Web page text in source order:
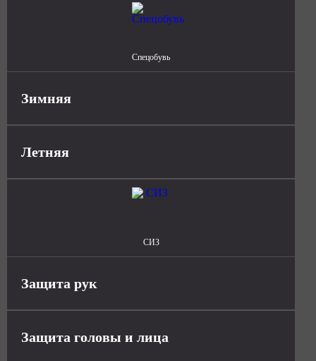
Спецобувь
Зимняя
Летняя
СИЗ
Защита рук
Защита головы и лица